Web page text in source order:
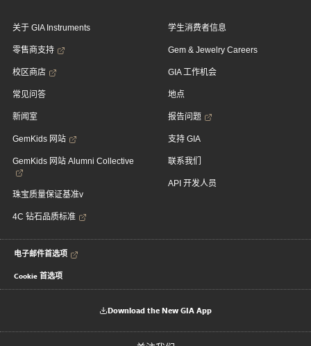
关于 GIA Instruments
零售商支持
校区商店
常见问答
新闻室
GemKids 网站
GemKids 网站 Alumni Collective
珠宝质量保证基准v
4C 钻石品质标准
学生消费者信息
Gem & Jewelry Careers
GIA 工作机会
地点
报告问题
支持 GIA
联系我们
API 开发人员
电子邮件首选项
Cookie 首选项
Download the New GIA App